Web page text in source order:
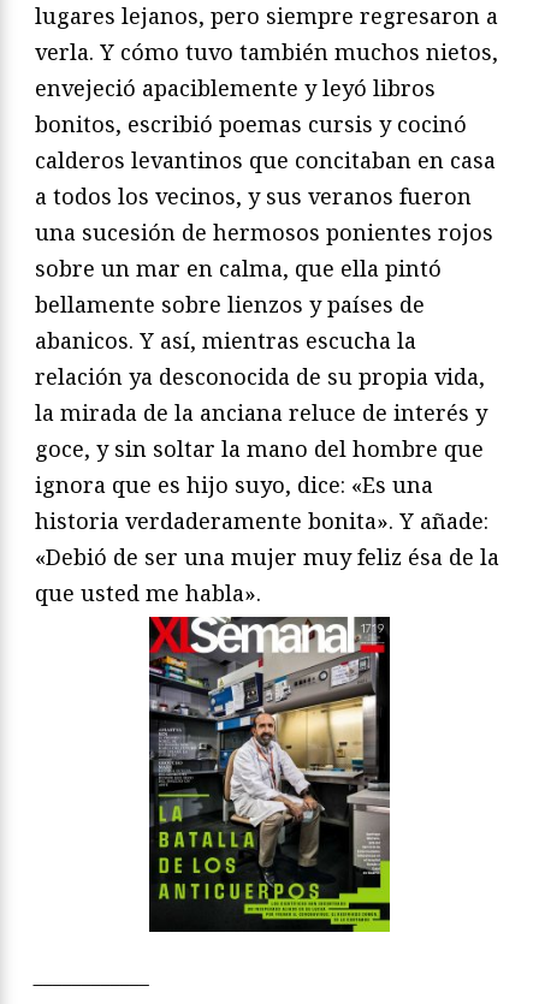
lugares lejanos, pero siempre regresaron a
verla. Y cómo tuvo también muchos nietos,
envejeció apaciblemente y leyó libros
bonitos, escribió poemas cursis y cocinó
calderos levantinos que concitaban en casa
a todos los vecinos, y sus veranos fueron
una sucesión de hermosos ponientes rojos
sobre un mar en calma, que ella pintó
bellamente sobre lienzos y países de
abanicos. Y así, mientras escucha la
relación ya desconocida de su propia vida,
la mirada de la anciana reluce de interés y
goce, y sin soltar la mano del hombre que
ignora que es hijo suyo, dice: «Es una
historia verdaderamente bonita». Y añade:
«Debió de ser una mujer muy feliz ésa de la
que usted me habla».